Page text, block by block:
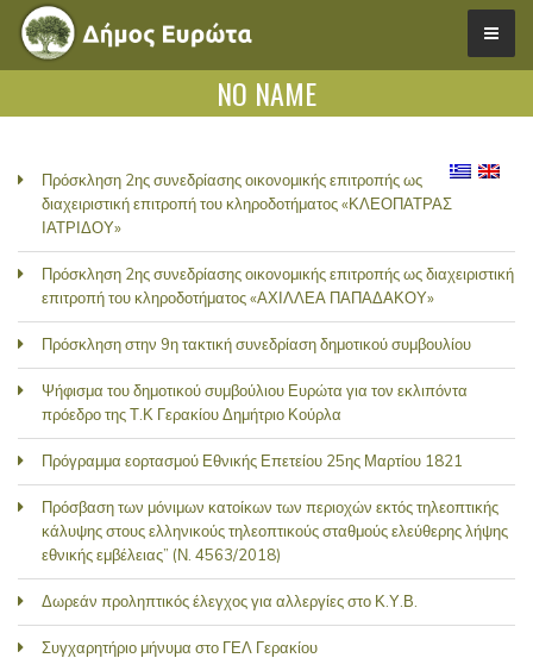
NO NAME
Πρόσκληση 2ης συνεδρίασης οικονομικής επιτροπής ως
διαχειριστική επιτροπή του κληροδοτήματος «ΚΛΕΟΠΑΤΡΑΣ
ΙΑΤΡΙΔΟΥ»
Πρόσκληση 2ης συνεδρίασης οικονομικής επιτροπής ως διαχειριστική
επιτροπή του κληροδοτήματος «ΑΧΙΛΛΕΑ ΠΑΠΑΔΑΚΟΥ»
Πρόσκληση στην 9η τακτική συνεδρίαση δημοτικού συμβουλίου
Ψήφισμα του δημοτικού συμβούλιου Ευρώτα για τον εκλιπόντα
πρόεδρο της Τ.Κ Γερακίου Δημήτριο Κούρλα
Πρόγραμμα εορτασμού Εθνικής Επετείου 25ης Μαρτίου 1821
Πρόσβαση των μόνιμων κατοίκων των περιοχών εκτός τηλεοπτικής
κάλυψης στους ελληνικούς τηλεοπτικούς σταθμούς ελεύθερης λήψης
εθνικής εμβέλειας” (Ν. 4563/2018)
Δωρεάν προληπτικός έλεγχος για αλλεργίες στο Κ.Υ.Β.
Συγχαρητήριο μήνυμα στο ΓΕΛ Γερακίου